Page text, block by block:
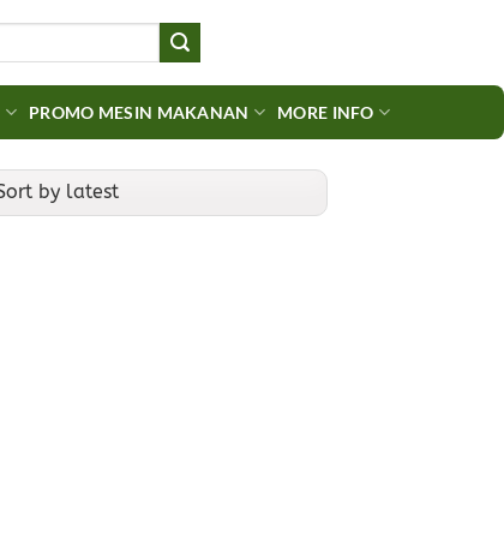
PROMO MESIN MAKANAN MORE INFO